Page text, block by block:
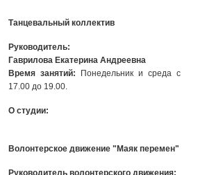
Танцевальный коллектив
Руководитель:
Гаврилова Екатерина Андреевна
Время занятий: Понедельник и среда с
17.00 до 19.00.
О студии:
Волонтерское движение "Маяк перемен"
Руководитель волонтерского движения: